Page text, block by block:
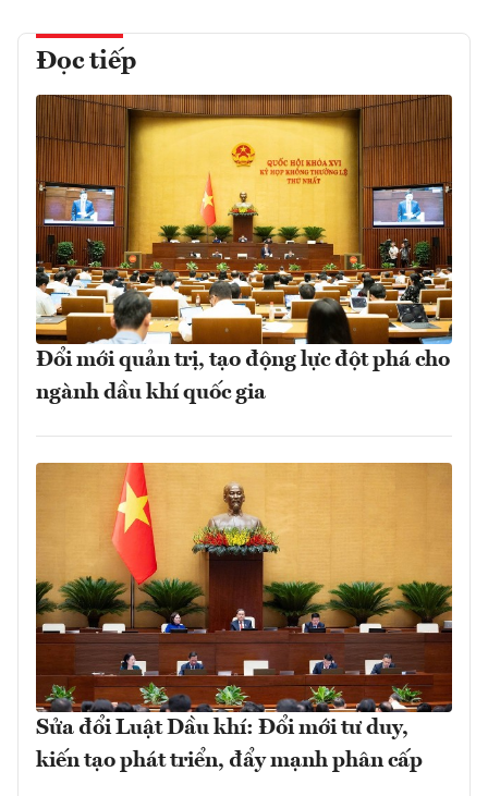
Đọc tiếp
Đổi mới quản trị, tạo động lực đột phá cho
ngành dầu khí quốc gia
Sửa đổi Luật Dầu khí: Đổi mới tư duy,
kiến tạo phát triển, đẩy mạnh phân cấp